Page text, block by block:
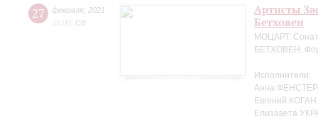
27 февраля 2021
15:00 Сб
Артисты
Бетховен
МОЦАРТ.
БЕТХОВЕН.
Исполнители:
Анна ФЕНСТЕР
Евгений
Елизавета